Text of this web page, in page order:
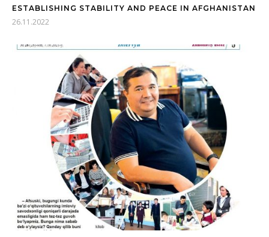
ESTABLISHING STABILITY AND PEACE IN AFGHANISTAN
26.11.2022